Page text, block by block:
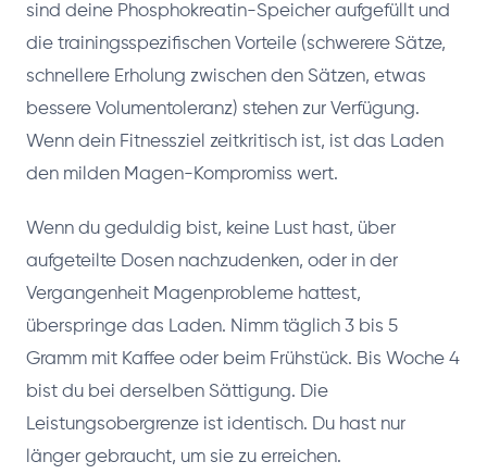
sind deine Phosphokreatin-Speicher aufgefüllt und
die trainingsspezifischen Vorteile (schwerere Sätze,
schnellere Erholung zwischen den Sätzen, etwas
bessere Volumentoleranz) stehen zur Verfügung.
Wenn dein Fitnessziel zeitkritisch ist, ist das Laden
den milden Magen-Kompromiss wert.
Wenn du geduldig bist, keine Lust hast, über
aufgeteilte Dosen nachzudenken, oder in der
Vergangenheit Magenprobleme hattest,
überspringe das Laden. Nimm täglich 3 bis 5
Gramm mit Kaffee oder beim Frühstück. Bis Woche 4
bist du bei derselben Sättigung. Die
Leistungsobergrenze ist identisch. Du hast nur
länger gebraucht, um sie zu erreichen.